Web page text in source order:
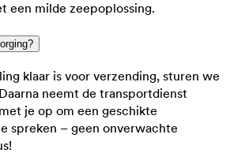
een milde zeepoplossing.
klaar is voor verzending, sturen we
neemt de transportdienst
je op om een geschikte
spreken – geen onverwachte